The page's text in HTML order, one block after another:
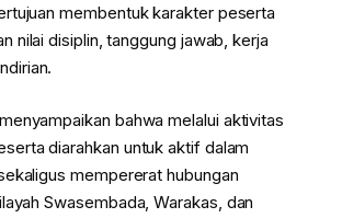
membentuk karakter peserta
nilai disiplin, tanggung jawab, kerja
bahwa melalui aktivitas
diarahkan untuk aktif dalam
mempererat hubungan
Swasembada, Warakas, dan